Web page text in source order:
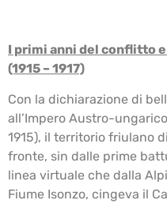
I primi anni del conflitto
(1915 – 1917)
Con la dichiarazione di
all’Impero Austro-
1915), il territorio friulano
fronte, sin dalle prime
linea virtuale che dalla
Fiume Isonzo, cingeva il